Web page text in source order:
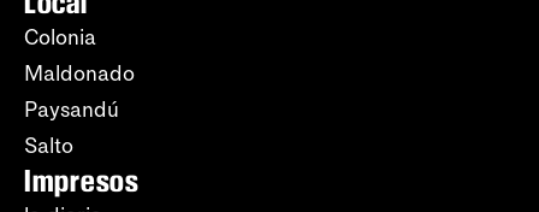
Colonia
Maldonado
Paysandú
Salto
Impresos